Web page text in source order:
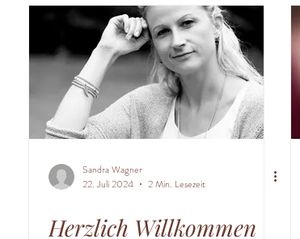
Sandra Wagner
22. Juli 2024
2 Min. Lesezeit
Herzlich Willkommen